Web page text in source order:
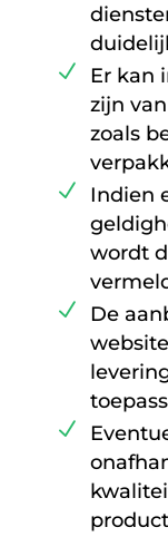
Er kan
zijn
zoals
Indien
wordt
De